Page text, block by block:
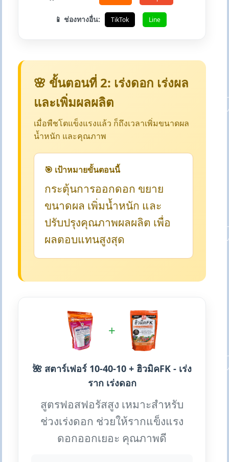
📱 ช่องทางอื่น: TikTok Line
🌸 ขั้นตอนที่ 2: เร่งดอก เร่งผล
และเพิ่มผลผลิต
เมื่อพืชโตแข็งแรงแล้ว ก็ถึงเวลาเพิ่มขนาดผล
น้ำหนัก และคุณภาพ
🎯 เป้าหมายขั้นตอนนี้
กระตุ้นการออกดอก ขยาย
ขนาดผล เพิ่มน้ำหนัก และ
ปรับปรุงคุณภาพผลผลิต เพื่อ
ผลตอบแทนสูงสุด
+
🌺 สตาร์เฟอร์ 10-40-10 + ฮิวมิคFK - เร่ง
ราก เร่งดอก
สูตรฟอสฟอรัสสูง เหมาะสำหรับ
ช่วงเร่งดอก ช่วยให้รากแข็งแรง
ดอกออกเยอะ คุณภาพดี